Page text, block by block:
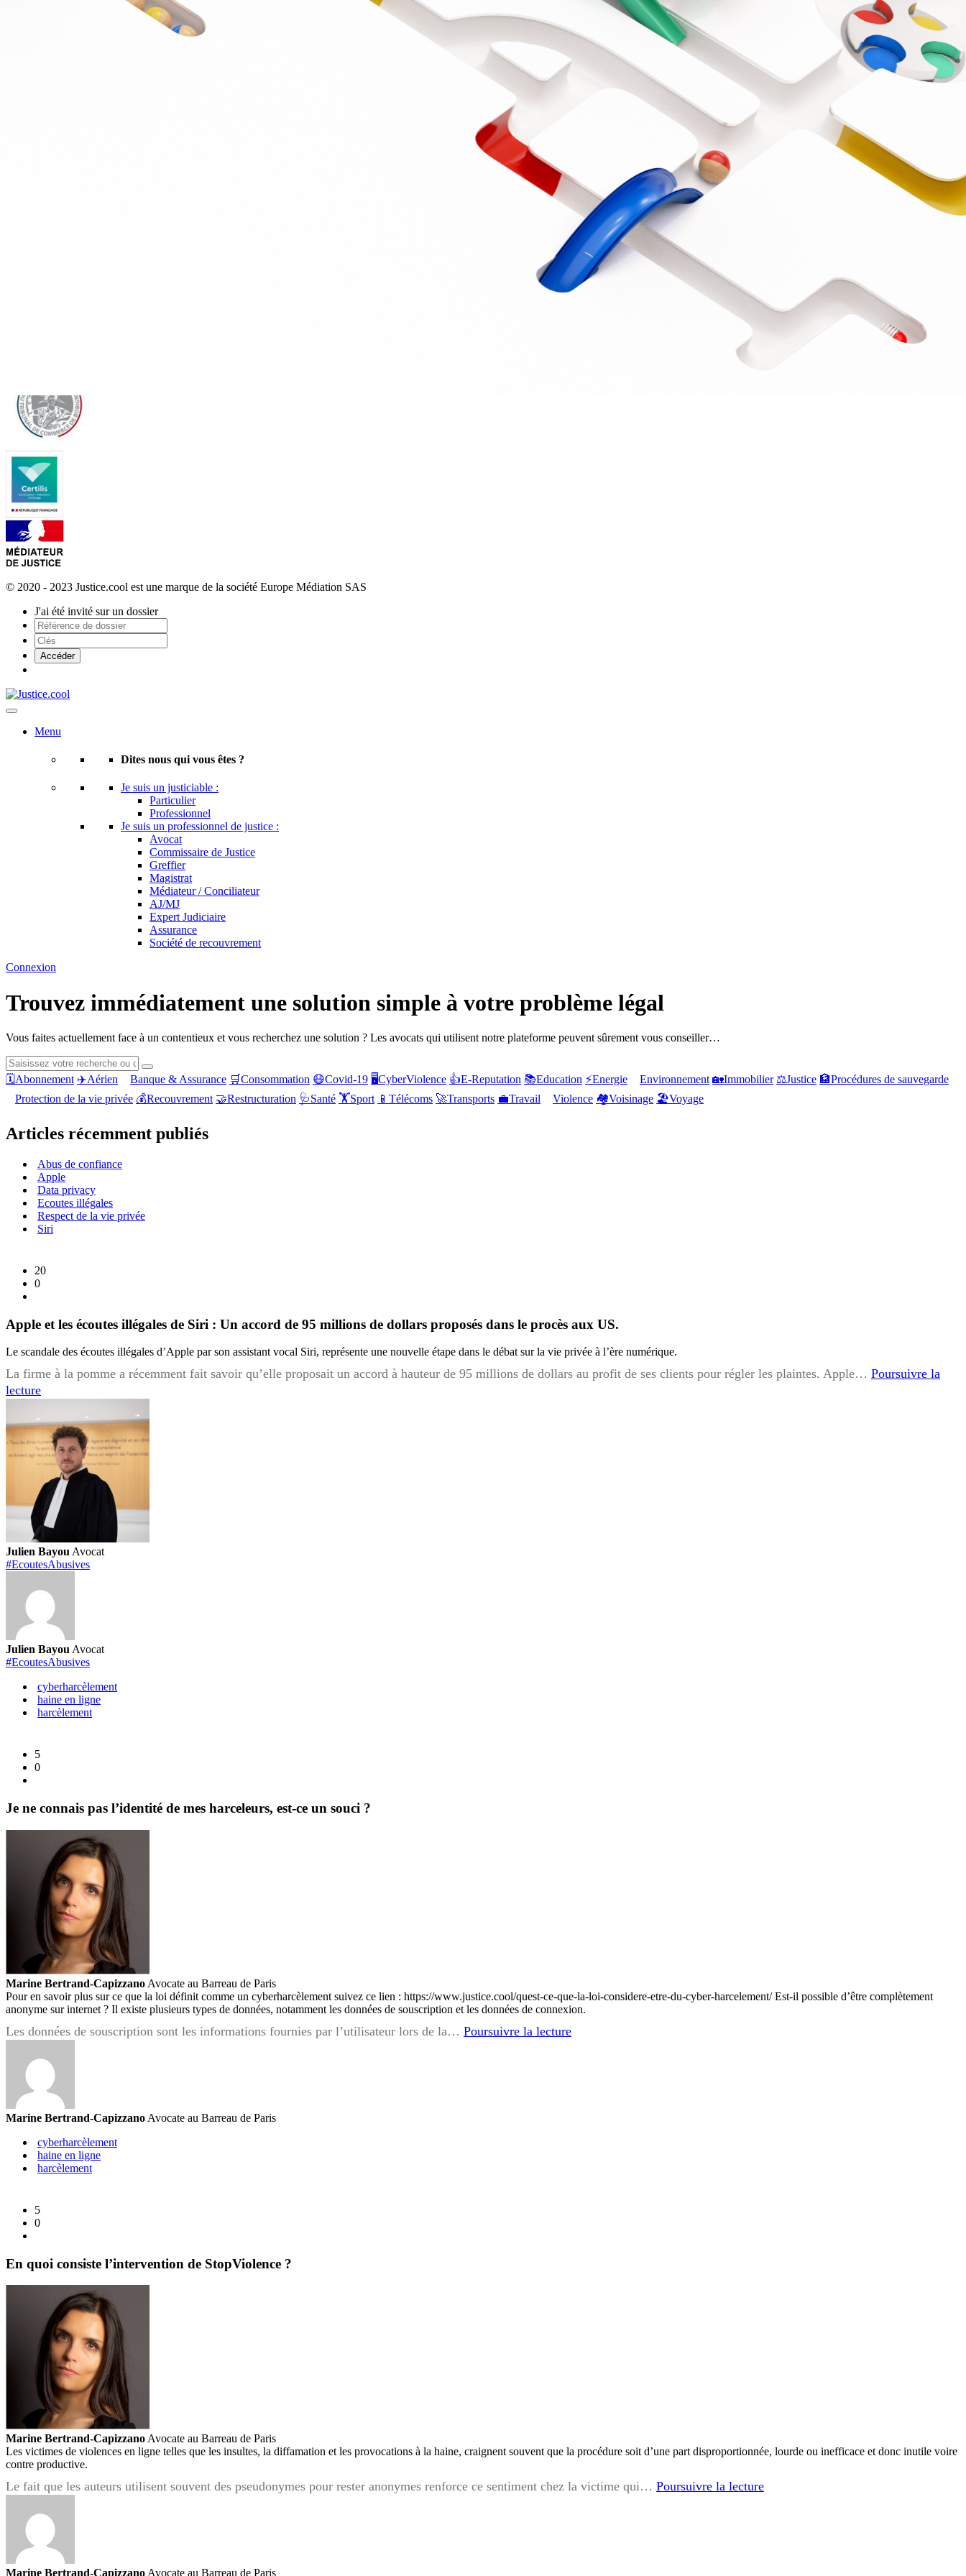
J’ai été invité sur un dossier
© 2020 - 2023 Justice.cool est une marque de la société Europe Médiation SAS
J'ai été invité sur un dossier
Menu
Dites nous qui vous êtes ?
Je suis un justiciable :
Particulier
Professionnel
Je suis un professionnel de justice :
Avocat
Commissaire de Justice
Greffier
Magistrat
Médiateur / Conciliateur
AJ/MJ
Expert Judiciaire
Assurance
Société de recouvrement
Connexion
Trouvez immédiatement une solution simple à votre problème légal
Vous faites actuellement face à un contentieux et vous recherchez une solution ? Les avocats qui utilisent notre plateforme peuvent sûrement vous conseiller…
🗓️Abonnement ✈️Aérien Banque & Assurance 🛒Consommation 😷Covid-19 🖥️CyberViolence 👍E-Reputation 📚Education ⚡Energie Environnement 🏡Immobilier ⚖️Justice 🏦Procédures de sauvegarde
Protection de la vie privée 💰Recouvrement 🤝Restructuration 🩺Santé 🏋️Sport 📱 Télécoms 🚀Transports 💼Travail Violence 🏘️Voisinage 🏖️Voyage
Articles récemment publiés
Abus de confiance
Apple
Data privacy
Ecoutes illégales
Respect de la vie privée
Siri
20
0
Apple et les écoutes illégales de Siri : Un accord de 95 millions de dollars proposés dans le procès aux US.
Le scandale des écoutes illégales d’Apple par son assistant vocal Siri, représente une nouvelle étape dans le débat sur la vie privée à l’ère numérique.
La firme à la pomme a récemment fait savoir qu’elle proposait un accord à hauteur de 95 millions de dollars au profit de ses clients pour régler les plaintes. Apple… Poursuivre la
lectureApple
les
écoutes
illégales
Siri
Un
de
95
millions
dollars
proposés
dans
le
procès
aux
US.
Julien Bayou Avocat
#EcoutesAbusives
Julien Bayou Avocat
#EcoutesAbusives
cyberharcèlement
haine en ligne
harcèlement
5
0
Je ne connais pas l’identité de mes harceleurs, est-ce un souci ?
Marine Bertrand-Capizzano Avocate au Barreau de Paris
Pour en savoir plus sur ce que la loi définit comme un cyberharcèlement suivez ce lien : https://www.justice.cool/quest-ce-que-la-loi-considere-etre-du-cyber-harcelement/ Est-il possible d’être complètement
anonyme sur internet ? Il existe plusieurs types de données, notamment les données de souscription et les données de connexion.
Les données de souscription sont les informations fournies par l’utilisateur lors de la… Poursuivre la lectureJe
Marine Bertrand-Capizzano Avocate au Barreau de Paris
cyberharcèlement
haine en ligne
harcèlement
5
0
En quoi consiste l’intervention de StopViolence ?
Marine Bertrand-Capizzano Avocate au Barreau de Paris
Les victimes de violences en ligne telles que les insultes, la diffamation et les provocations à la haine, craignent souvent que la procédure soit d’une part disproportionnée, lourde ou inefficace et donc inutile voire
contre productive.
Le fait que les auteurs utilisent souvent des pseudonymes pour rester anonymes renforce ce sentiment chez la victime qui… Poursuivre la lectureEn
Marine Bertrand-Capizzano Avocate au Barreau de Paris